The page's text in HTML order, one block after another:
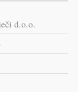
d.o.o.